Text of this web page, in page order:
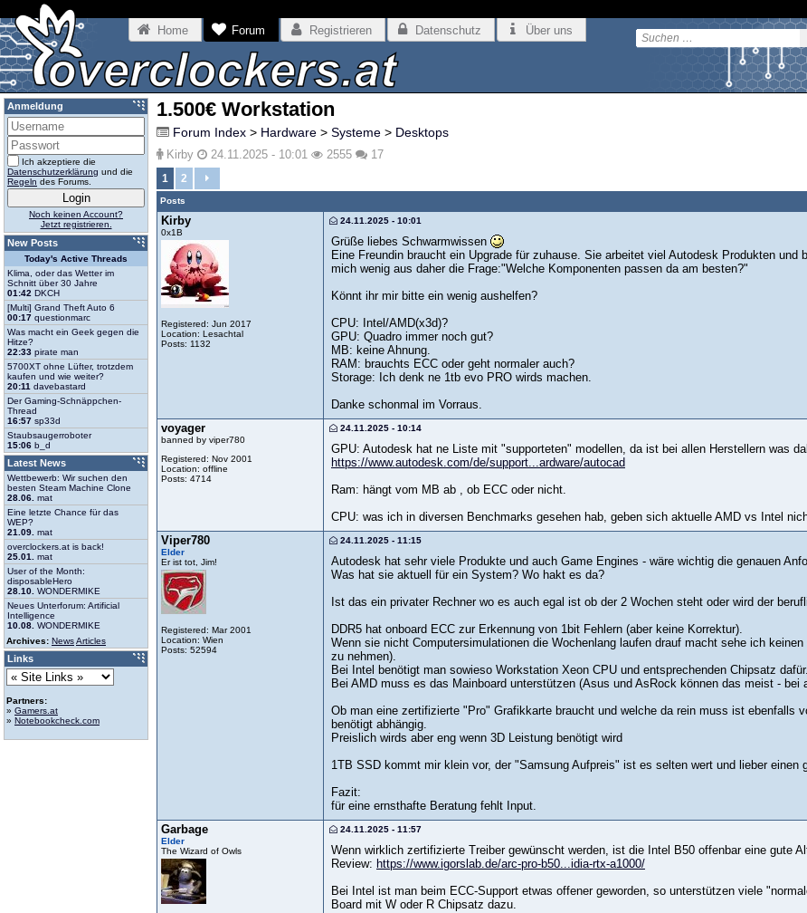
Home Forum Registrieren Datenschutz Über uns
1.500€ Workstation
Forum Index > Hardware > Systeme > Desktops
Kirby 24.11.2025 - 10:01 2555 17
1 2
Posts
Kirby
0x1B
Registered: Jun 2017
Location: Lesachtal
Posts: 1132
24.11.2025 - 10:01
Grüße liebes Schwarmwissen
Eine Freundin braucht ein Upgrade für zuhause. Sie arbeitet viel Autodesk Produkten
mich wenig aus daher die Frage:"Welche Komponenten passen da am besten?"
Könnt ihr mir bitte ein wenig aushelfen?
CPU: Intel/AMD(x3d)?
GPU: Quadro immer noch gut?
MB: keine Ahnung.
RAM: brauchts ECC oder geht normaler auch?
Storage: Ich denk ne 1tb evo PRO wirds machen.
Danke schonmal im Vorraus.
voyager
banned by viper780
Registered: Nov 2001
Location: offline
Posts: 4714
24.11.2025 - 10:14
GPU: Autodesk hat ne Liste mit "supporteten" modellen, da ist bei allen Herstellern was
https://www.autodesk.com/de/support...ardware/autocad
Ram: hängt vom MB ab , ob ECC oder nicht.
CPU: was ich in diversen Benchmarks gesehen hab, geben sich aktuelle AMD vs Intel
Viper780
Elder
Er ist tot, Jim!
Registered: Mar 2001
Location: Wien
Posts: 52594
24.11.2025 - 11:15
Autodesk hat sehr viele Produkte und auch Game Engines - wäre wichtig die genauen
Was hat sie aktuell für ein System? Wo hakt es da?
Ist das ein privater Rechner wo es auch egal ist ob der 2 Wochen steht oder wird der
DDR5 hat onboard ECC zur Erkennung von 1bit Fehlern (aber keine Korrektur).
Wenn sie nicht Computersimulationen die Wochenlang laufen drauf macht sehe ich
zu nehmen).
Bei Intel benötigt man sowieso Workstation Xeon CPU und entsprechenden Chipsatz dafür.
Bei AMD muss es das Mainboard unterstützen (Asus und AsRock können das meist - bei
Ob man eine zertifizierte "Pro" Grafikkarte braucht und welche da rein muss ist ebenfalls
benötigt abhängig.
Preislich wirds aber eng wenn 3D Leistung benötigt wird
1TB SSD kommt mir klein vor, der "Samsung Aufpreis" ist es selten wert und lieber einen
Fazit:
für eine ernsthafte Beratung fehlt Input.
Garbage
Elder
The Wizard of Owls
24.11.2025 - 11:57
Wenn wirklich zertifizierte Treiber gewünscht werden, ist die Intel B50 offenbar eine gute
Review: https://www.igorslab.de/arc-pro-b50...idia-rtx-a1000/
Bei Intel ist man beim ECC-Support etwas offener geworden, so unterstützen viele
Board mit W oder R Chipsatz dazu.
Anmeldung
Ich akzeptiere die
Datenschutzerklärung und die
Regeln des Forums.
Noch keinen Account?
Jetzt registrieren.
New Posts
Today's Active Threads
Klima, oder das Wetter im
Schnitt über 30 Jahre
01:42 DKCH
[Multi] Grand Theft Auto 6
00:17 questionmarc
Was macht ein Geek gegen die
Hitze?
22:33 pirate man
5700XT ohne Lüfter, trotzdem
kaufen und wie weiter?
20:11 davebastard
Der Gaming-Schnäppchen-
Thread
16:57 sp33d
Staubsaugerroboter
15:06 b_d
Latest News
Wettbewerb: Wir suchen den
besten Steam Machine Clone
28.06. mat
Eine letzte Chance für das
WEP?
21.09. mat
overclockers.at is back!
25.01.
mat
User of the Month:
disposableHero
28.10. WONDERMIKE
Neues Unterforum: Artificial
Intelligence
10.08. WONDERMIKE
Archives: NewsArticles
Links
Partners:
» Gamers.at
» Notebookcheck.com